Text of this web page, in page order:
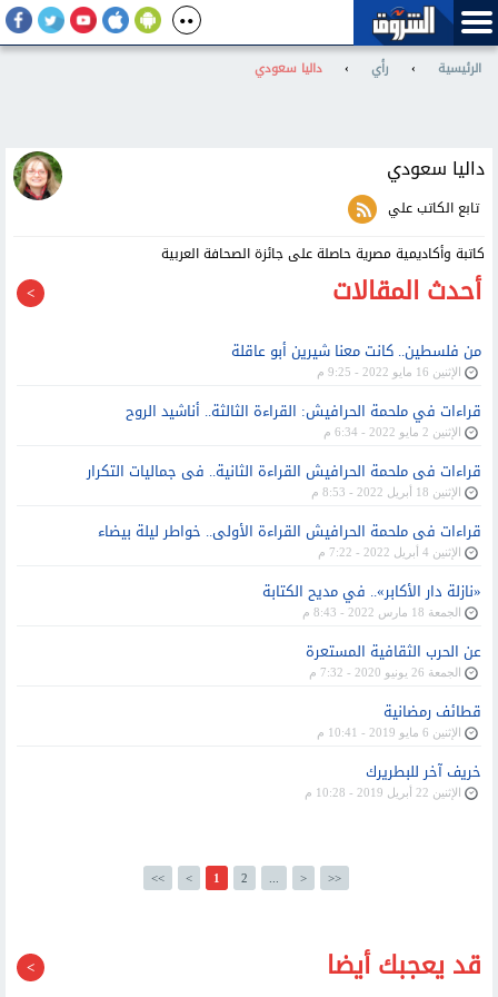
الرئيسية › رأي › داليا سعودي
داليا سعودي
تابع الكاتب علي
كاتبة وأكاديمية مصرية حاصلة على جائزة الصحافة العربية
أحدث المقالات
من فلسطين.. كانت معنا شيرين أبو عاقلة
الإثنين 16 مايو 2022 - 9:25 م
قراءات في ملحمة الحرافيش: القراءة الثالثة.. أناشيد الروح
الإثنين 2 مايو 2022 - 6:34 م
قراءات فى ملحمة الحرافيش القراءة الثانية.. فى جماليات التكرار
الإثنين 18 أبريل 2022 - 8:53 م
قراءات فى ملحمة الحرافيش القراءة الأولى.. خواطر ليلة بيضاء
الإثنين 4 أبريل 2022 - 7:22 م
«نازلة دار الأكابر».. في مديح الكتابة
الجمعة 18 مارس 2022 - 8:43 م
عن الحرب الثقافية المستعرة
الجمعة 26 يونيو 2020 - 7:32 م
قطائف رمضانية
الإثنين 6 مايو 2019 - 10:41 م
خريف آخر للبطريرك
الإثنين 22 أبريل 2019 - 10:28 م
<< < 1 2 > >>
قد يعجبك أيضا